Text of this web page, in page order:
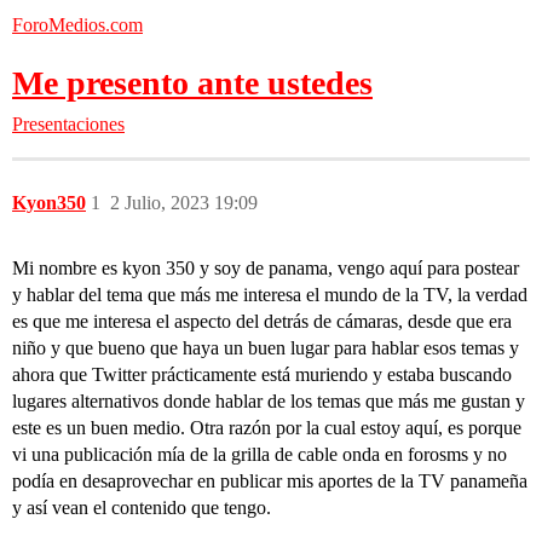
ForoMedios.com
Me presento ante ustedes
Presentaciones
Kyon350 2 Julio, 2023 19:09
1
Mi nombre es kyon 350 y soy de panama, vengo aquí para postear
y hablar del tema que más me interesa el mundo de la TV, la verdad
es que me interesa el aspecto del detrás de cámaras, desde que era
niño y que bueno que haya un buen lugar para hablar esos temas y
ahora que Twitter prácticamente está muriendo y estaba buscando
lugares alternativos donde hablar de los temas que más me gustan y
este es un buen medio. Otra razón por la cual estoy aquí, es porque
vi una publicación mía de la grilla de cable onda en forosms y no
podía en desaprovechar en publicar mis aportes de la TV panameña
y así vean el contenido que tengo.